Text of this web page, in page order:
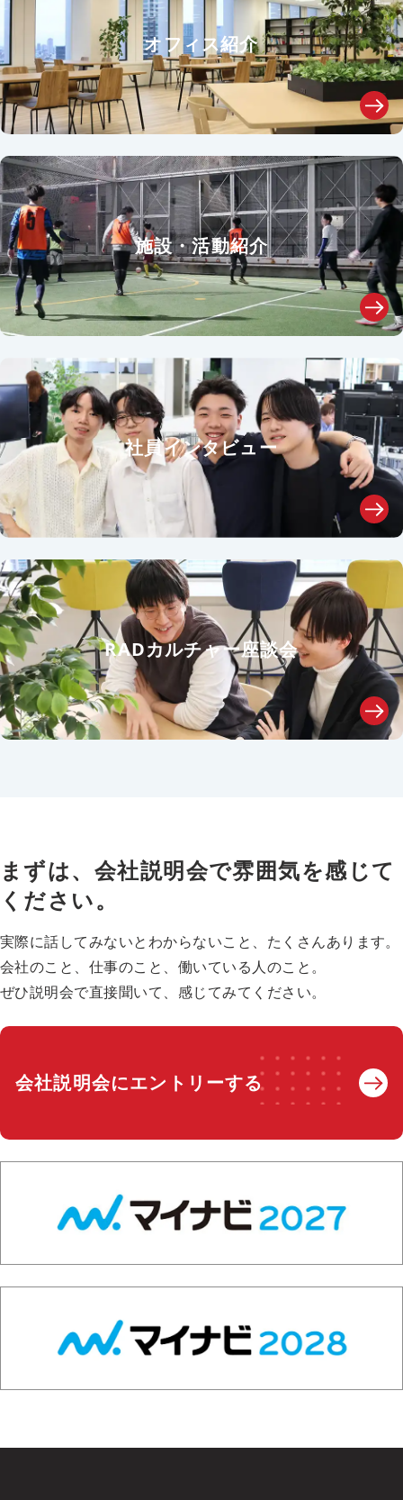
オフィス紹介
施設・活動紹介
社員インタビュー
RADカルチャー座談会
まずは、会社説明会で雰囲気を感じて
ください。
実際に話してみないとわからないこと、たくさんあります。
会社のこと、仕事のこと、働いている人のこと。
ぜひ説明会で直接聞いて、感じてみてください。
会社説明会にエントリーする